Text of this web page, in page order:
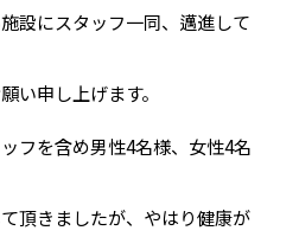
設にスタッフ一同、邁進して
い申し上げます。
フを含め男性4名様、女性4名
頂きましたが、やはり健康が